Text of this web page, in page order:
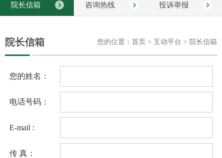
新闻中心
党建文化
教学科研
健康指南
互动平台
院长信箱 咨询热线 投诉举报
院长信箱 您的位置：首页 > 互动平台 > 院长信箱
您的姓名：
电话号码：
E-mail :
传 真：